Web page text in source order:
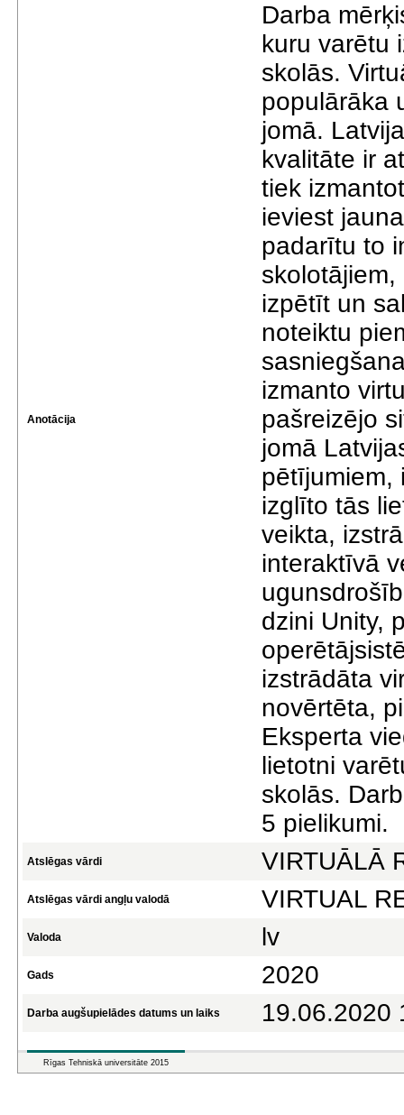
Anotācija
Darba
kuru varētu
skolās.
populārāka
jomā.
kvalitāte ir
tiek
ieviest
padarītu to
izpētīt un
noteiktu
izmanto
pašreizējo
jomā
pētījumiem,
izglīto tās
veikta,
interaktīvā
dzini Unity,
izstrādāta
novērtēta,
Eksperta
lietotni
skolās.
5 pielikumi.
Atslēgas vārdi VIRTUĀLĀ
Atslēgas vārdi angļu valodā VIRTUAL
Valoda lv
Gads 2020
Darba augšupielādes datums un laiks 19.06.2020
Rīgas Tehniskā universitāte 2015